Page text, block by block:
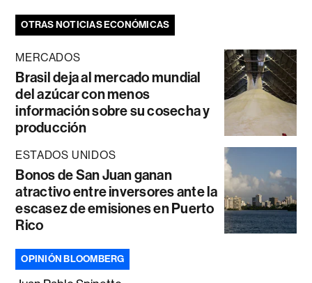
OTRAS NOTICIAS ECONÓMICAS
MERCADOS
Brasil deja al mercado mundial
del azúcar con menos
información sobre su cosecha y
producción
ESTADOS UNIDOS
Bonos de San Juan ganan
atractivo entre inversores ante la
escasez de emisiones en Puerto
Rico
OPINIÓN BLOOMBERG